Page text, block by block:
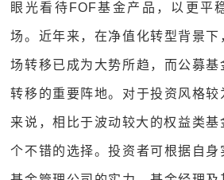
眼光看待FOF基金产品，以更平
场。近年来，在净值化转型背景
场转移已成为大势所趋，而公募基
转移的重要阵地。对于投资风格
来说，相比于波动较大的权益类
个不错的选择。投资者可根据自身